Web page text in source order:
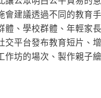
會建議透過不同的教育
體、學校群體、年輕家
交平台發布教育短片、
作坊的場次、製作親子